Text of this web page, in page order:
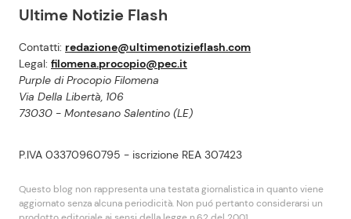
Ultime Notizie Flash
Contatti: redazione@ultimenotizieflash.com
Legal: filomena.procopio@pec.it
Purple di Procopio Filomena
Via Della Libertà, 106
73030 - Montesano Salentino (LE)
P.IVA 03370960795 - iscrizione REA 307423
Questo blog non rappresenta una testata giornalistica in quanto viene
aggiornato senza alcuna periodicità. Non puó pertanto considerarsi un